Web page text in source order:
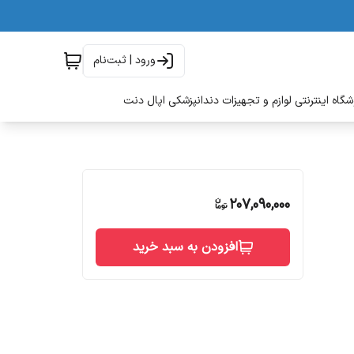
ورود | ثبت‌نام
اینترنتی لوازم و تجهیزات دندانپزشکی اپال دنت
207,090,000
افزودن به سبد خرید